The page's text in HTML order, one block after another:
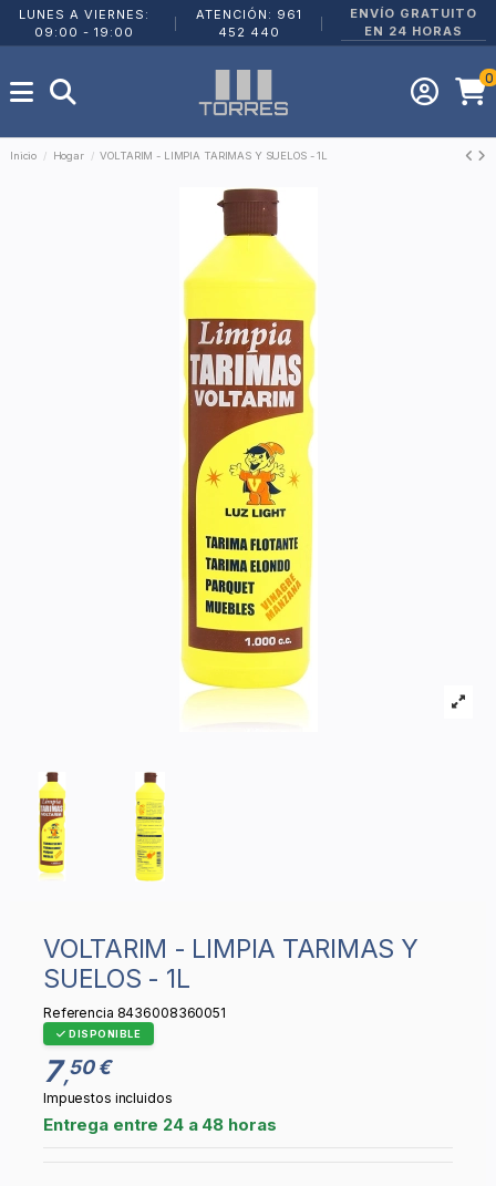
LUNES A VIERNES:
09:00 - 19:00
ATENCIÓN: 961
452 440
ENVÍO GRATUITO
EN 24 HORAS
0
Inicio Hogar VOLTARIM - LIMPIA TARIMAS Y SUELOS - 1L
VOLTARIM - LIMPIA TARIMAS Y
SUELOS - 1L
Referencia 8436008360051
DISPONIBLE
7,50 €
Impuestos incluidos
Entrega entre 24 a 48 horas